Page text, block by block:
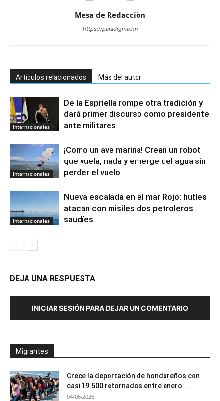
Mesa de Redacciòn
https://paradigma.hn
Artículos relacionados Más del autor
Internacionales
De la Espriella rompe otra tradición y
dará primer discurso como presidente
ante militares
Internacionales
¡Como un ave marina! Crean un robot
que vuela, nada y emerge del agua sin
perder el vuelo
Internacionales
Nueva escalada en el mar Rojo: hutíes
atacan con misiles dos petroleros
saudíes
DEJA UNA RESPUESTA
INICIAR SESIÓN PARA DEJAR UN COMENTARIO
Migrantes
Crece la deportación de hondureños con
casi 19.500 retornados entre enero...
04/06/2026